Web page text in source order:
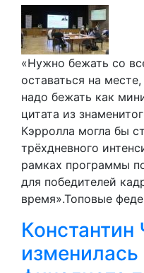
«Нужно бежать со
оставаться на
надо бежать как
цитата из
Кэрролла могла бы
трёхдневного
рамках программы
для победителей
время».Топовые
Константин